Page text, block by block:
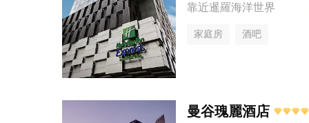
靠近暹羅海洋世界
家庭房 酒吧
曼谷瑰麗酒店